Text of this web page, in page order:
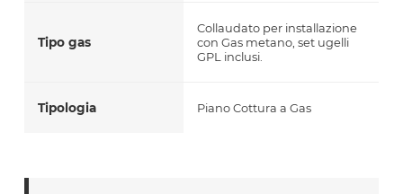
Tipo gas
Collaudato per installazione
con Gas metano, set ugelli
GPL inclusi.
Tipologia Piano Cottura a Gas